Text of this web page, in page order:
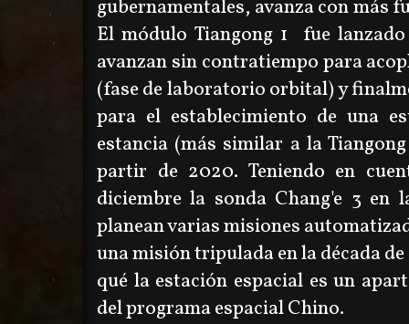
gubernamentales, avanza con más
El módulo Tiangong 1 fue
avanzan sin contratiempo para
(fase de laboratorio orbital) y
para el establecimiento de una
estancia (más similar a la
partir de 2020. Teniendo en
diciembre la sonda Chang'e 3 en
planean varias misiones
una misión tripulada en la década
qué la estación espacial es un
del programa espacial Chino.